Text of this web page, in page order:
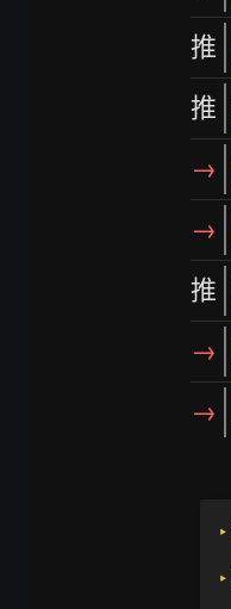
推
推
→
→
推
→
→
‣
‣